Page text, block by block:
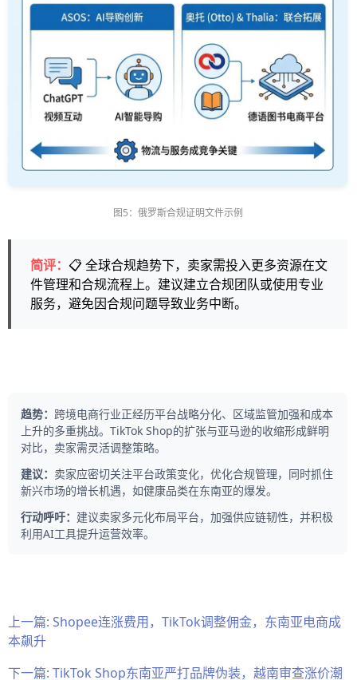
图5：俄罗斯合规证明文件示例
简评： 📋 全球合规趋势下，卖家需投入更多资源在文
件管理和合规流程上。建议建立合规团队或使用专业
服务，避免因合规问题导致业务中断。
趋势： 跨境电商行业正经历平台战略分化、区域监管加强和成本
上升的多重挑战。TikTok Shop的扩张与亚马逊的收缩形成鲜明
对比，卖家需灵活调整策略。
建议： 卖家应密切关注平台政策变化，优化合规管理，同时抓住
新兴市场的增长机遇，如健康品类在东南亚的爆发。
行动呼吁： 建议卖家多元化布局平台，加强供应链韧性，并积极
利用AI工具提升运营效率。
上一篇: Shopee连涨费用，TikTok调整佣金，东南亚电商成
本飙升
下一篇: TikTok Shop东南亚严打品牌伪装，越南审查涨价潮